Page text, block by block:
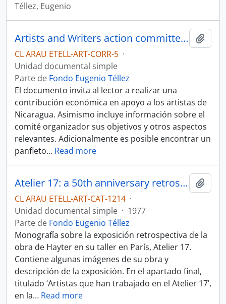
Téllez, Eugenio
Artists and Writers action committee. Folleto
CL ARAU ETELL-ART-CORR-5 ·
Unidad documental simple
Parte de Fondo Eugenio Téllez
El documento invita al lector a realizar una
contribución económica en apoyo a los artistas de
Nicaragua. Asimismo incluye información sobre el
comité organizador sus objetivos y otros aspectos
relevantes. Adicionalmente es posible encontrar un
panfleto… Read more
Atelier 17: a 50th anniversary retrospective exhibition
CL ARAU ETELL-ART-CAT-1214 ·
Unidad documental simple · 1977
Parte de Fondo Eugenio Téllez
Monografía sobre la exposición retrospectiva de la
obra de Hayter en su taller en París, Atelier 17.
Contiene algunas imágenes de su obra y
descripción de la exposición. En el apartado final,
titulado ‘Artistas que han trabajado en el Atelier 17’,
en la… Read more